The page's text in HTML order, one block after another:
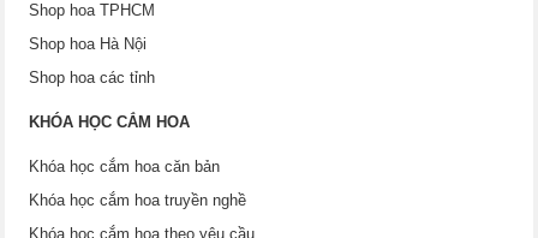
Shop hoa TPHCM
Shop hoa Hà Nội
Shop hoa các tỉnh
KHÓA HỌC CẮM HOA
Khóa học cắm hoa căn bản
Khóa học cắm hoa truyền nghề
Khóa học cắm hoa theo yêu cầu